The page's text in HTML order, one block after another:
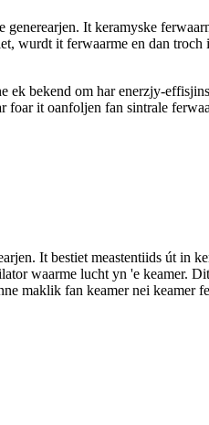
It keramyske
wurdt it ferwaarme en dan
ek bekend om har enerzjy-
foar it oanfoljen fan sintrale
It bestiet meastentiids út in
waarme lucht yn 'e keamer.
maklik fan keamer nei keamer